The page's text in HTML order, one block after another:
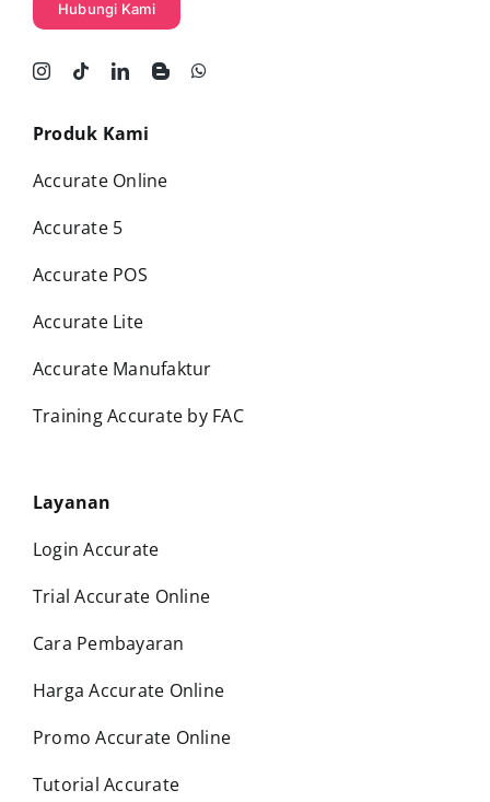
Hubungi Kami
Produk Kami
Accurate Online
Accurate 5
Accurate POS
Accurate Lite
Accurate Manufaktur
Training Accurate by FAC
Layanan
Login Accurate
Trial Accurate Online
Cara Pembayaran
Harga Accurate Online
Promo Accurate Online
Tutorial Accurate